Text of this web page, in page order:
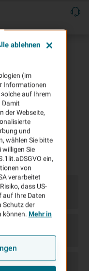
(im
Informationen
auf Ihrem
Damit
der Webseite,
und
wählen Sie bitte
willigen Sie
ein,
von
verarbeitet
dass US-
auf Ihre Daten
Schutz der
können. Mehr in
ablehnen